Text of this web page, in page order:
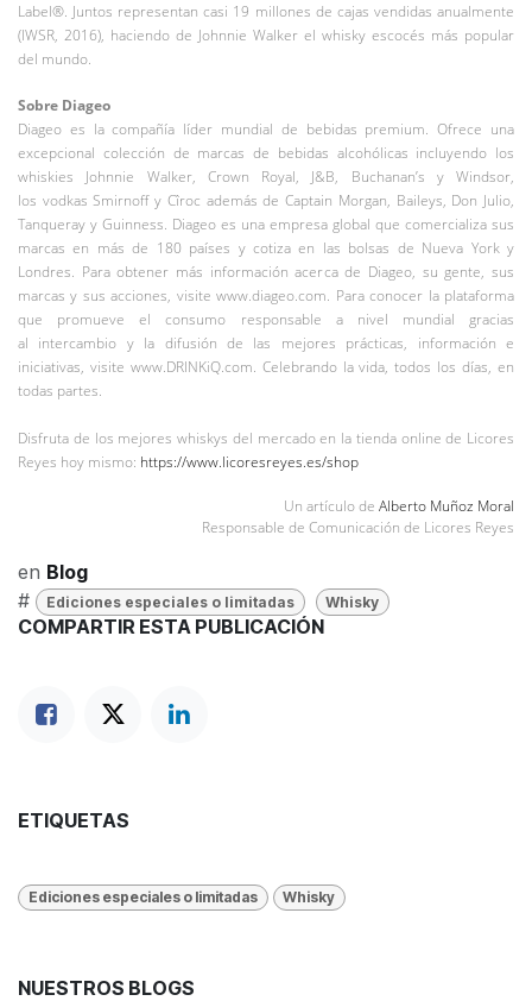
Label®. Juntos representan casi 19 millones de cajas vendidas anualmente
(IWSR, 2016), haciendo de Johnnie Walker el whisky escocés más popular
del mundo.
Sobre Diageo
Diageo es la compañía líder mundial de bebidas premium. Ofrece una
excepcional colección de marcas de bebidas alcohólicas incluyendo los
whiskies Johnnie Walker, Crown Royal, J&B, Buchanan’s y Windsor,
los vodkas Smirnoff y Cîroc además de Captain Morgan, Baileys, Don Julio,
Tanqueray y Guinness. Diageo es una empresa global que comercializa sus
marcas en más de 180 países y cotiza en las bolsas de Nueva York y
Londres. Para obtener más información acerca de Diageo, su gente, sus
marcas y sus acciones, visite www.diageo.com. Para conocer la plataforma
que promueve el consumo responsable a nivel mundial gracias
al intercambio y la difusión de las mejores prácticas, información e
iniciativas, visite www.DRINKiQ.com. Celebrando la vida, todos los días, en
todas partes.
Disfruta de los mejores whiskys del mercado en la tienda online de Licores
Reyes hoy mismo: https://www.licoresreyes.es/shop
Un artículo de Alberto Muñoz Moral
Responsable de Comunicación de Licores Reyes
en Blog
#
Ediciones especiales o limitadas Whisky
COMPARTIR ESTA PUBLICACIÓN
ETIQUETAS
Ediciones especiales o limitadas Whisky
NUESTROS BLOGS